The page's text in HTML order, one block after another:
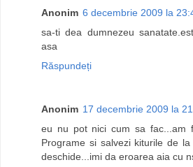
Anonim 6 decembrie 2009 la
sa-ti dea dumnezeu
asa
Răspundeți
Anonim 17 decembrie 2009 la
eu nu pot nici cum sa fac...am
Programe si salvezi kiturile de
deschide...imi da eroarea aia cu